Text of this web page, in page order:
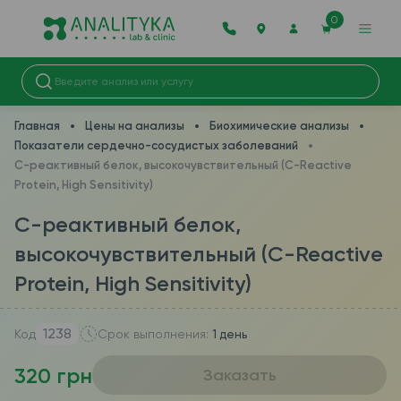
0
Главная Цены на анализы
Биохимические анализы
Показатели сердечно-сосудистых заболеваний
C-реактивный белок, высокочувствительный (C-Reactive
Protein, High Sensitivity)
C-реактивный белок,
высокочувствительный (C-Reactive
Protein, High Sensitivity)
Код 1238 Срок выполнения: 1 день
320 грн Заказать